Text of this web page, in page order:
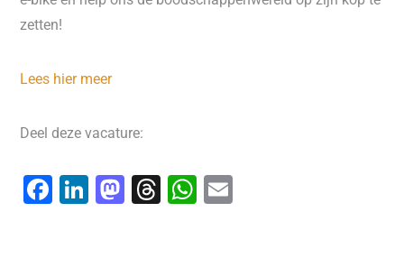
zetten!
Lees hier meer
Deel deze vacature:
F
Li M T
W